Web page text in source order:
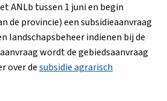
ANLb tussen 1 juni en begin
de provincie) een subsidieaanvraag
landschapsbeheer indienen bij de
wordt de gebiedsaanvraag
over desubsidie agrarisch